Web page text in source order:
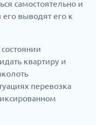
самостоятельно и
его выводят его к
квартиру и
перевозка